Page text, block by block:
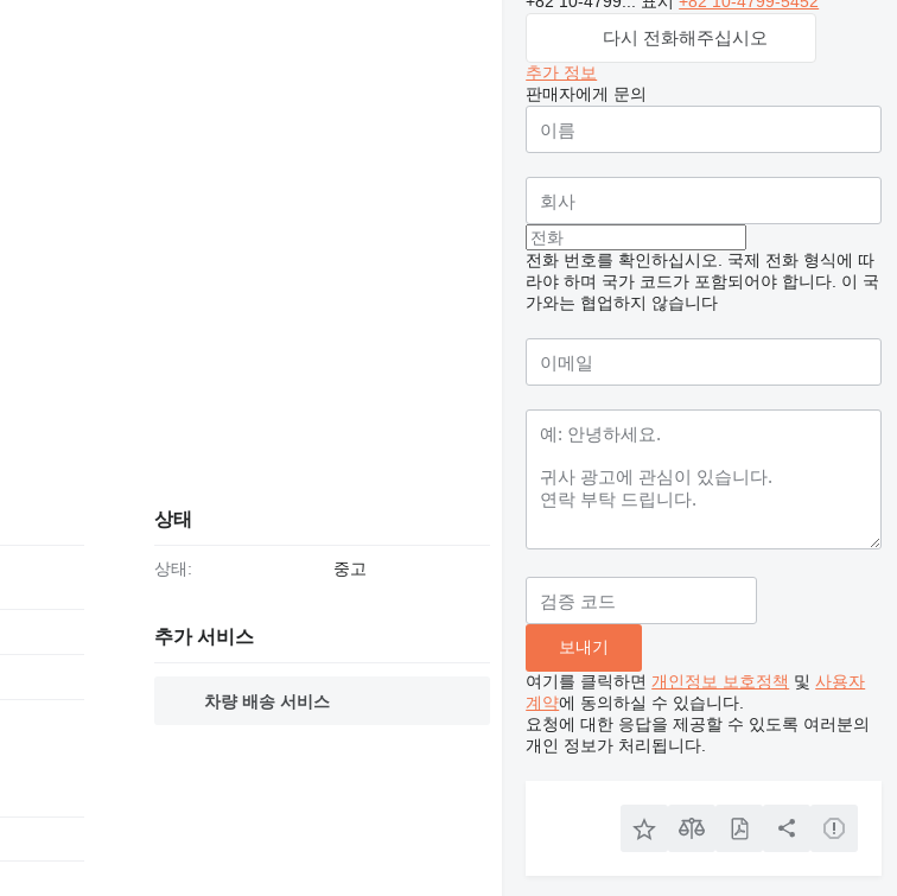
상태
상태: 중고
추가 서비스
차량 배송 서비스
다시 전화해주십시오
추가 정보
판매자에게 문의
전화 번호를 확인하십시오. 국제 전화 형식에 따
라야 하며 국가 코드가 포함되어야 합니다. 이 국
가와는 협업하지 않습니다
여기를 클릭하면 개인정보 보호정책 및사용자
계약에 동의하실 수 있습니다.
요청에 대한 응답을 제공할 수 있도록 여러분의
개인 정보가 처리됩니다.